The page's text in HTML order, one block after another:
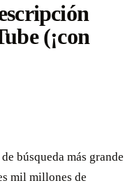
(¡con
búsqueda más grande
mil millones de